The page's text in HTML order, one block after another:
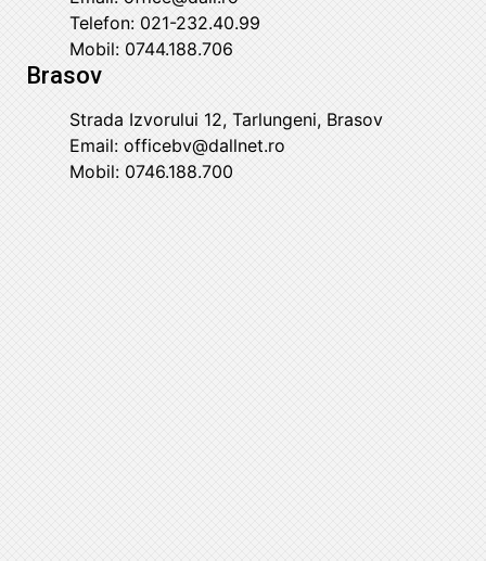
Telefon: 021-232.40.99
Mobil: 0744.188.706
Brasov
Strada Izvorului 12, Tarlungeni, Brasov
Email: officebv@dallnet.ro
Mobil: 0746.188.700